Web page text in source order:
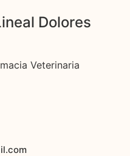
Dolores
Veterinaria